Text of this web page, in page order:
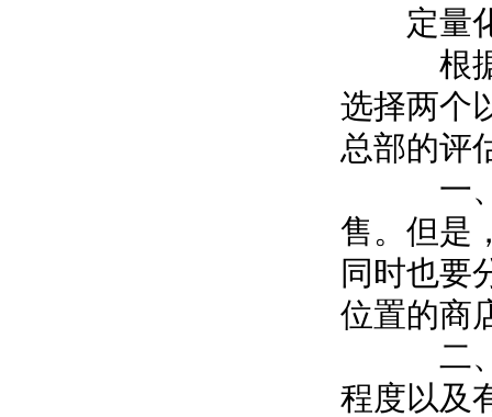
定量
根据
选择两个
总部的评
一、
售。但是
同时也要
位置的商
二、
程度以及